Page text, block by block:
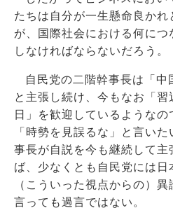
たちは自分が一生懸命良かれ
が、国際社会における何に
しなければならないだろう。
自民党の二階幹事長は「中
と主張し続け、今もなお「
日」を歓迎しているような
「時勢を見誤るな」と言い
事長が自説を今も継続して
ば、少なくとも自民党には
（こういった視点からの）
言っても過言ではない。